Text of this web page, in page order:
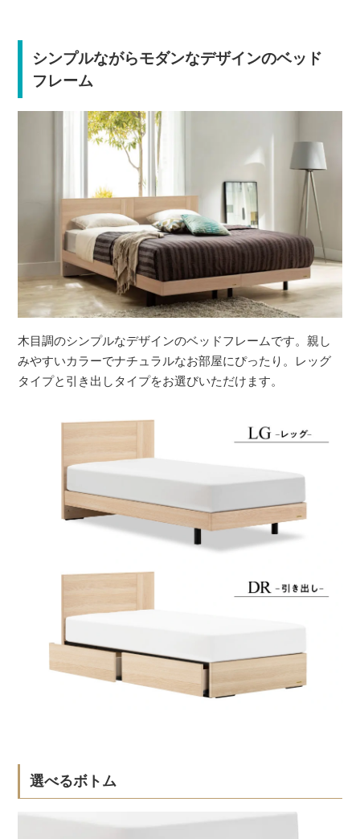
シンプルながらモダンなデザインのベッド
フレーム
木目調のシンプルなデザインのベッドフレームです。親し
みやすいカラーでナチュラルなお部屋にぴったり。レッグ
タイプと引き出しタイプをお選びいただけます。
選べるボトム